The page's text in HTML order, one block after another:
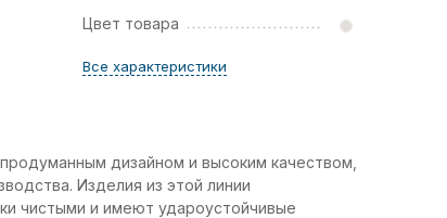
Цвет товара
Все характеристики
дизайном и высоким качеством,
Изделия из этой линии
чистыми и имеют удароустойчивые